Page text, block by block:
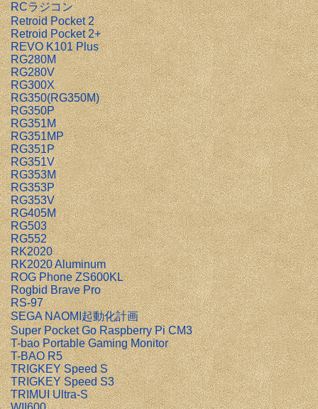
RCラジコン
Retroid Pocket 2
Retroid Pocket 2+
REVO K101 Plus
RG280M
RG280V
RG300X
RG350(RG350M)
RG350P
RG351M
RG351MP
RG351P
RG351V
RG353M
RG353P
RG353V
RG405M
RG503
RG552
RK2020
RK2020 Aluminum
ROG Phone ZS600KL
Rogbid Brave Pro
RS-97
SEGA NAOMI起動化計画
Super Pocket Go Raspberry Pi CM3
T-bao Portable Gaming Monitor
T-BAO R5
TRIGKEY Speed S
TRIGKEY Speed S3
TRIMUI Ultra-S